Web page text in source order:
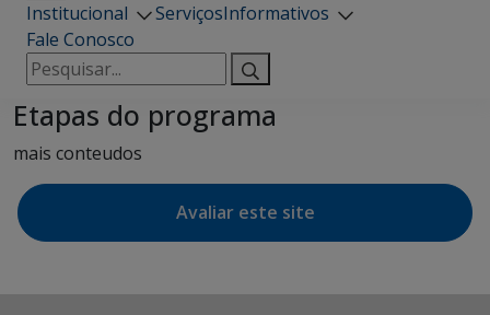
Institucional ServiçosInformativos
Fale Conosco
Pesquisar
por:
Etapas do programa
mais conteudos
Avaliar este site